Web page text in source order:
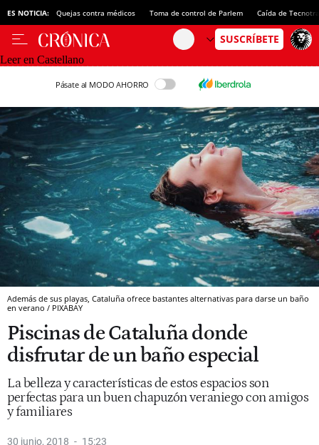
ES NOTICIA: Quejas contra médicos Toma de control de Parlem Caída de
Leer en Castellano
Pásate al MODO AHORRO
Además de sus playas, Cataluña ofrece bastantes alternativas para darse un baño
en verano / PIXABAY
Piscinas de Cataluña donde
disfrutar de un baño especial
La belleza y características de estos espacios son
perfectas para un buen chapuzón veraniego con amigos
y familiares
30 junio, 2018 15:23